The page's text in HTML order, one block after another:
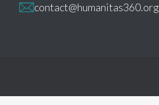
contact@humanitas360.org